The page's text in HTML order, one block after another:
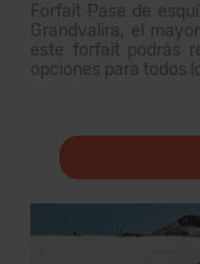
Forfait Pase de
Grandvalira, el
este forfait podrás
opciones para todos